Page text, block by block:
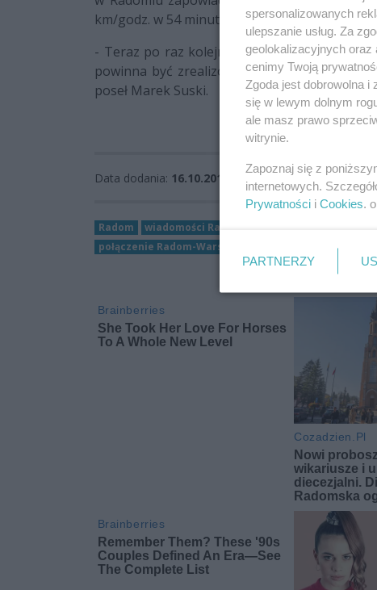
km/godz. w 54 minuty.
- Teraz po raz kolejny, już czwarty raz, ktoś
powinna być zrealizowana – powiedział. -
poseł Marek Suski.
Data dodania: 16.10.2014 11:43
Radom wiadomości Radom
połączenie Radom-Warszawa
spersonalizowanych
ulepszanie usług. Za
geolokalizacyjnych oraz
cenimy Twoją
Zgoda jest dobrowolna
się w lewym dolnym
ale masz prawo
witrynie.
Zapoznaj się z
internetowych.
Prywatności i Cookies.
PARTNERZY